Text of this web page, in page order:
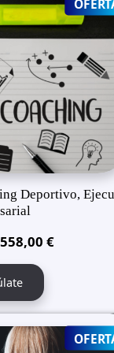
Deportivo,
El
€.
558,00 €El
558,00 €.